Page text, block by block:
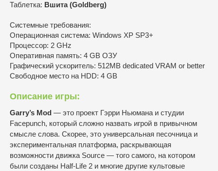
Таблетка: Вшита (Goldberg)
Системные требования:
Операционная система: Windows XP SP3+
Процессор: 2 GHz
Оперативная память: 4 GB ОЗУ
Графический ускоритель: 512MB dedicated VRAM or better
Свободное место на HDD: 4 GB
Описание игры:
Garry’s Mod — это проект Гэрри Ньюмана и студии
Facepunch, который сложно назвать игрой в привычном
смысле слова. Скорее, это универсальная песочница и
экспериментальная платформа, раскрывающая
возможности движка Source — того самого, на котором
были созданы Half-Life 2 и многие другие культовые